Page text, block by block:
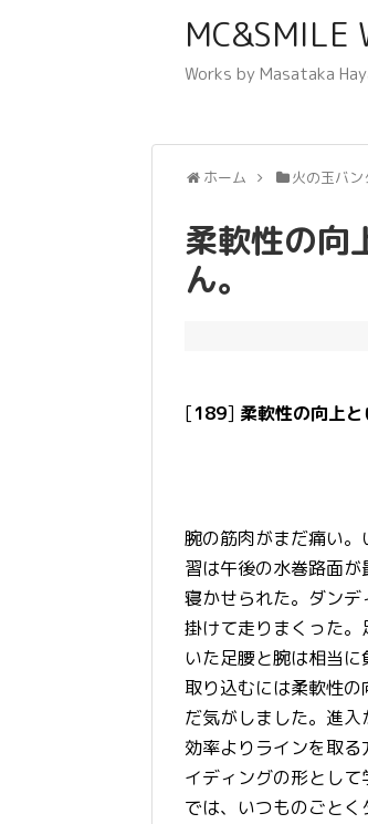
MC&SMILE
Works by Masataka
ホーム 火の玉バン
柔軟性の向
ん。
[189] 柔軟性の向上と
腕の筋肉がまだ痛い
習は午後の水巻路面
寝かせられた。ダン
掛けて走りまくった
いた足腰と腕は相当
取り込むには柔軟性
だ気がしました。進
効率よりラインを取
イディングの形とし
では、いつものごと